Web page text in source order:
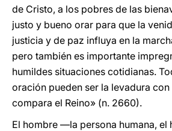
de Cristo, a los pobres de las
justo y bueno orar para que la
justicia y de paz influya en la
pero también es importante
humildes situaciones cotidianas.
oración pueden ser la levadura con
compara el Reino» (n. 2660).
El hombre —la persona humana, el